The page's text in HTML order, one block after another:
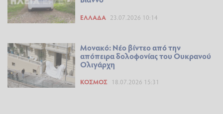
ΕΛΛΆΔΑ 23.07.2026 10:14
Μονακό: Νέο βίντεο από την
απόπειρα δολοφονίας του Ουκρανού
Ολιγάρχη
ΚΌΣΜΟΣ 18.07.2026 15:31